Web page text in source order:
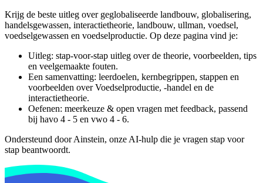
Krijg de beste uitleg over geglobaliseerde landbouw, globalisering,
handelsgewassen, interactietheorie, landbouw, ullman, voedsel,
voedselgewassen en voedselproductie. Op deze pagina vind je:
Uitleg: stap-voor-stap uitleg over de theorie, voorbeelden, tips
en veelgemaakte fouten.
Een samenvatting: leerdoelen, kernbegrippen, stappen en
voorbeelden overVoedselproductie, -handel en de
interactietheorie.
Oefenen: meerkeuze & open vragen met feedback, passend
bij havo 4 - 5 en vwo 4 - 6.
Ondersteund door Ainstein, onze AI-hulp die je vragen stap voor
stap beantwoordt.